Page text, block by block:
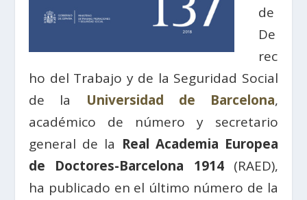
de
De
rec
ho del Trabajo y de la Seguridad Social
de la Universidad de Barcelona,
académico de número y secretario
general de la Real Academia Europea
de Doctores-Barcelona 1914(RAED),
ha publicado en el último número de la